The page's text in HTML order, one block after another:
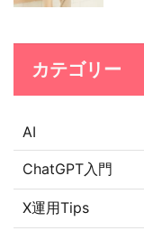
カテゴリー
AI
ChatGPT入門
X運用Tips